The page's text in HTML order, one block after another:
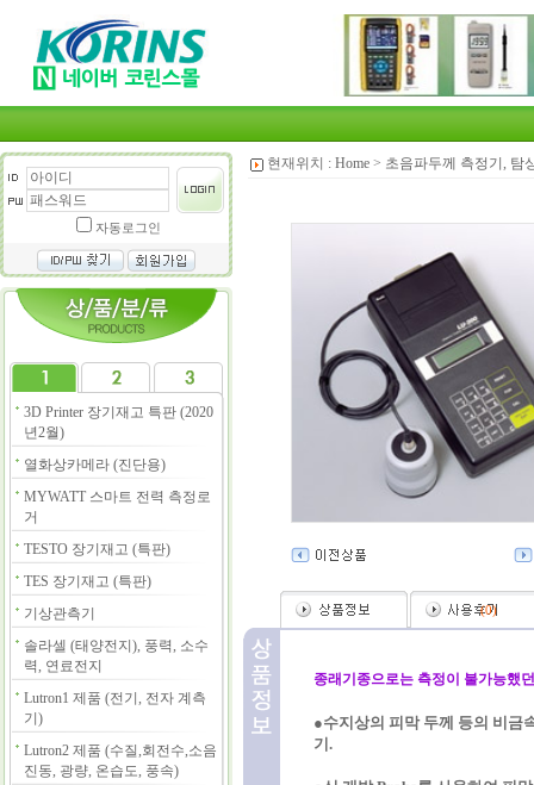
자동로그인
3D Printer 장기재고 특판 (2020
년2월)
열화상카메라 (진단용)
MYWATT 스마트 전력 측정로
거
TESTO 장기재고 (특판)
TES 장기재고 (특판)
기상관측기
솔라셀 (태양전지), 풍력, 소수
력, 연료전지
Lutron1 제품 (전기, 전자 계측
기)
Lutron2 제품 (수질,회전수,소음
진동, 광량, 온습도, 풍속)
현재위치 : Home > 초음파두께 측정기, 탐
(0)
종래기종으로는 측정이 불가능했
●수지상의 피막 두께 등의 비금
기.